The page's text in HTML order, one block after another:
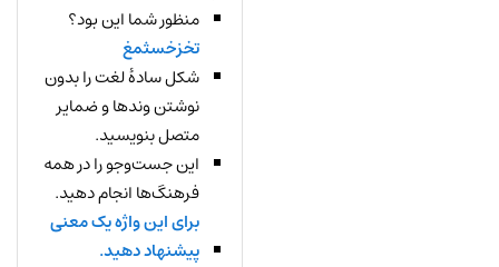
منظور شما این بود؟
تخزخسثمغ
شکل سادهٔ لغت را بدون
نوشتن وندها و ضمایر
متصل بنویسید.
این جست‌وجو را در همه
فرهنگ‌ها انجام دهید.
برای این واژه یک معنی
پیشنهاد دهید.